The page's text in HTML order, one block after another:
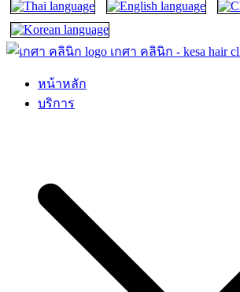
เกศา คลินิก – kesa hair clinic
kesa hair ปลูกผม ปลูกคิ้ว รักษาผมร่วง ผมบาง
หน้าหลัก
บริการ